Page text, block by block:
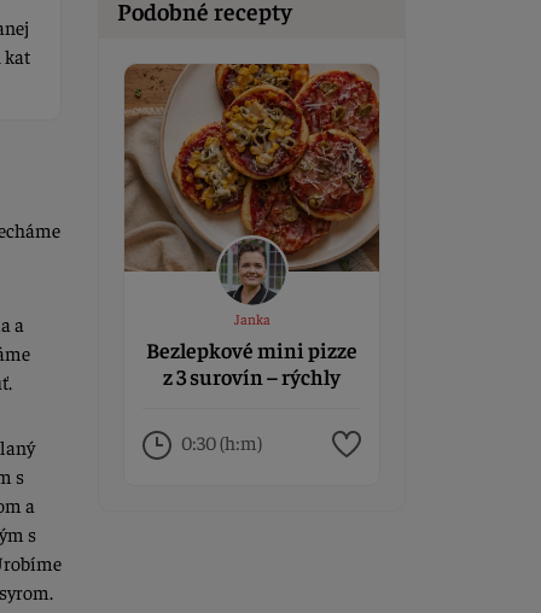
kat
a
s
a
s
Podobné recepty
Janka
Bezlepkové mini pizze
z 3 surovín – rýchly
0:30 (h:m)